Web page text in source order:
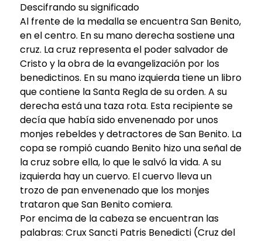
Descifrando su significado
Al frente de la medalla se encuentra San Benito,
en el centro. En su mano derecha sostiene una
cruz. La cruz representa el poder salvador de
Cristo y la obra de la evangelización por los
benedictinos. En su mano izquierda tiene un libro
que contiene la Santa Regla de su orden. A su
derecha está una taza rota. Esta recipiente se
decía que había sido envenenado por unos
monjes rebeldes y detractores de San Benito. La
copa se rompió cuando Benito hizo una señal de
la cruz sobre ella, lo que le salvó la vida. A su
izquierda hay un cuervo. El cuervo lleva un
trozo de pan envenenado que los monjes
trataron que San Benito comiera.
Por encima de la cabeza se encuentran las
palabras: Crux Sancti Patris Benedicti (Cruz del